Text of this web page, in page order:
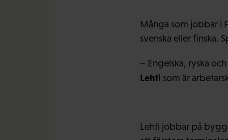
Många som jobbar i
svenska eller finska.
– Engelska, ryska
Lehti som är
Lehti jobbar på